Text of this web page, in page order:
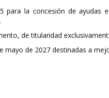
la concesión de ayudas
de titularidad
mayo de 2027 destinadas a